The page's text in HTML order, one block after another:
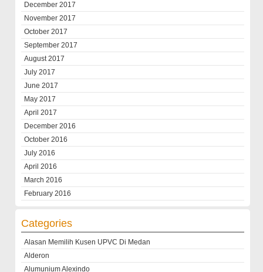
December 2017
November 2017
October 2017
September 2017
August 2017
July 2017
June 2017
May 2017
April 2017
December 2016
October 2016
July 2016
April 2016
March 2016
February 2016
Categories
Alasan Memilih Kusen UPVC Di Medan
Alderon
Alumunium Alexindo